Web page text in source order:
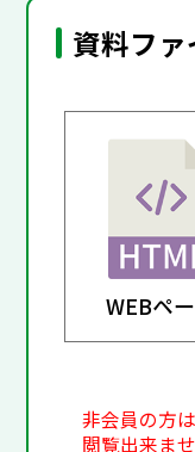
資料ファ
WEBペ
非会員の方
閲覧出来ま